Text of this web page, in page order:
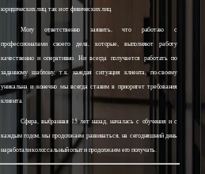
юридических лиц, так и от физических лиц.
Могу ответственно заявить, что работаю с
профессионалами своего дела, которые, выполняют работу
качественно и оперативно. Ни всегда получается работать по
заданному шаблону, т.к. каждая ситуация клиента, по-своему
уникальна и конечно мы всегда ставим в приоритет требования
клиента.
Сфера, выбранная 15 лет назад, началась с обучения и с
каждым годом, мы продолжаем развиваться, на сегодняшний день
наработали колоссальный опыт и продолжаем его получать.